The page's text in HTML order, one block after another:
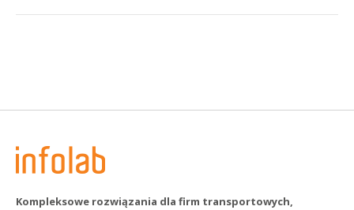
Kompleksowe rozwiązania dla firm transportowych,